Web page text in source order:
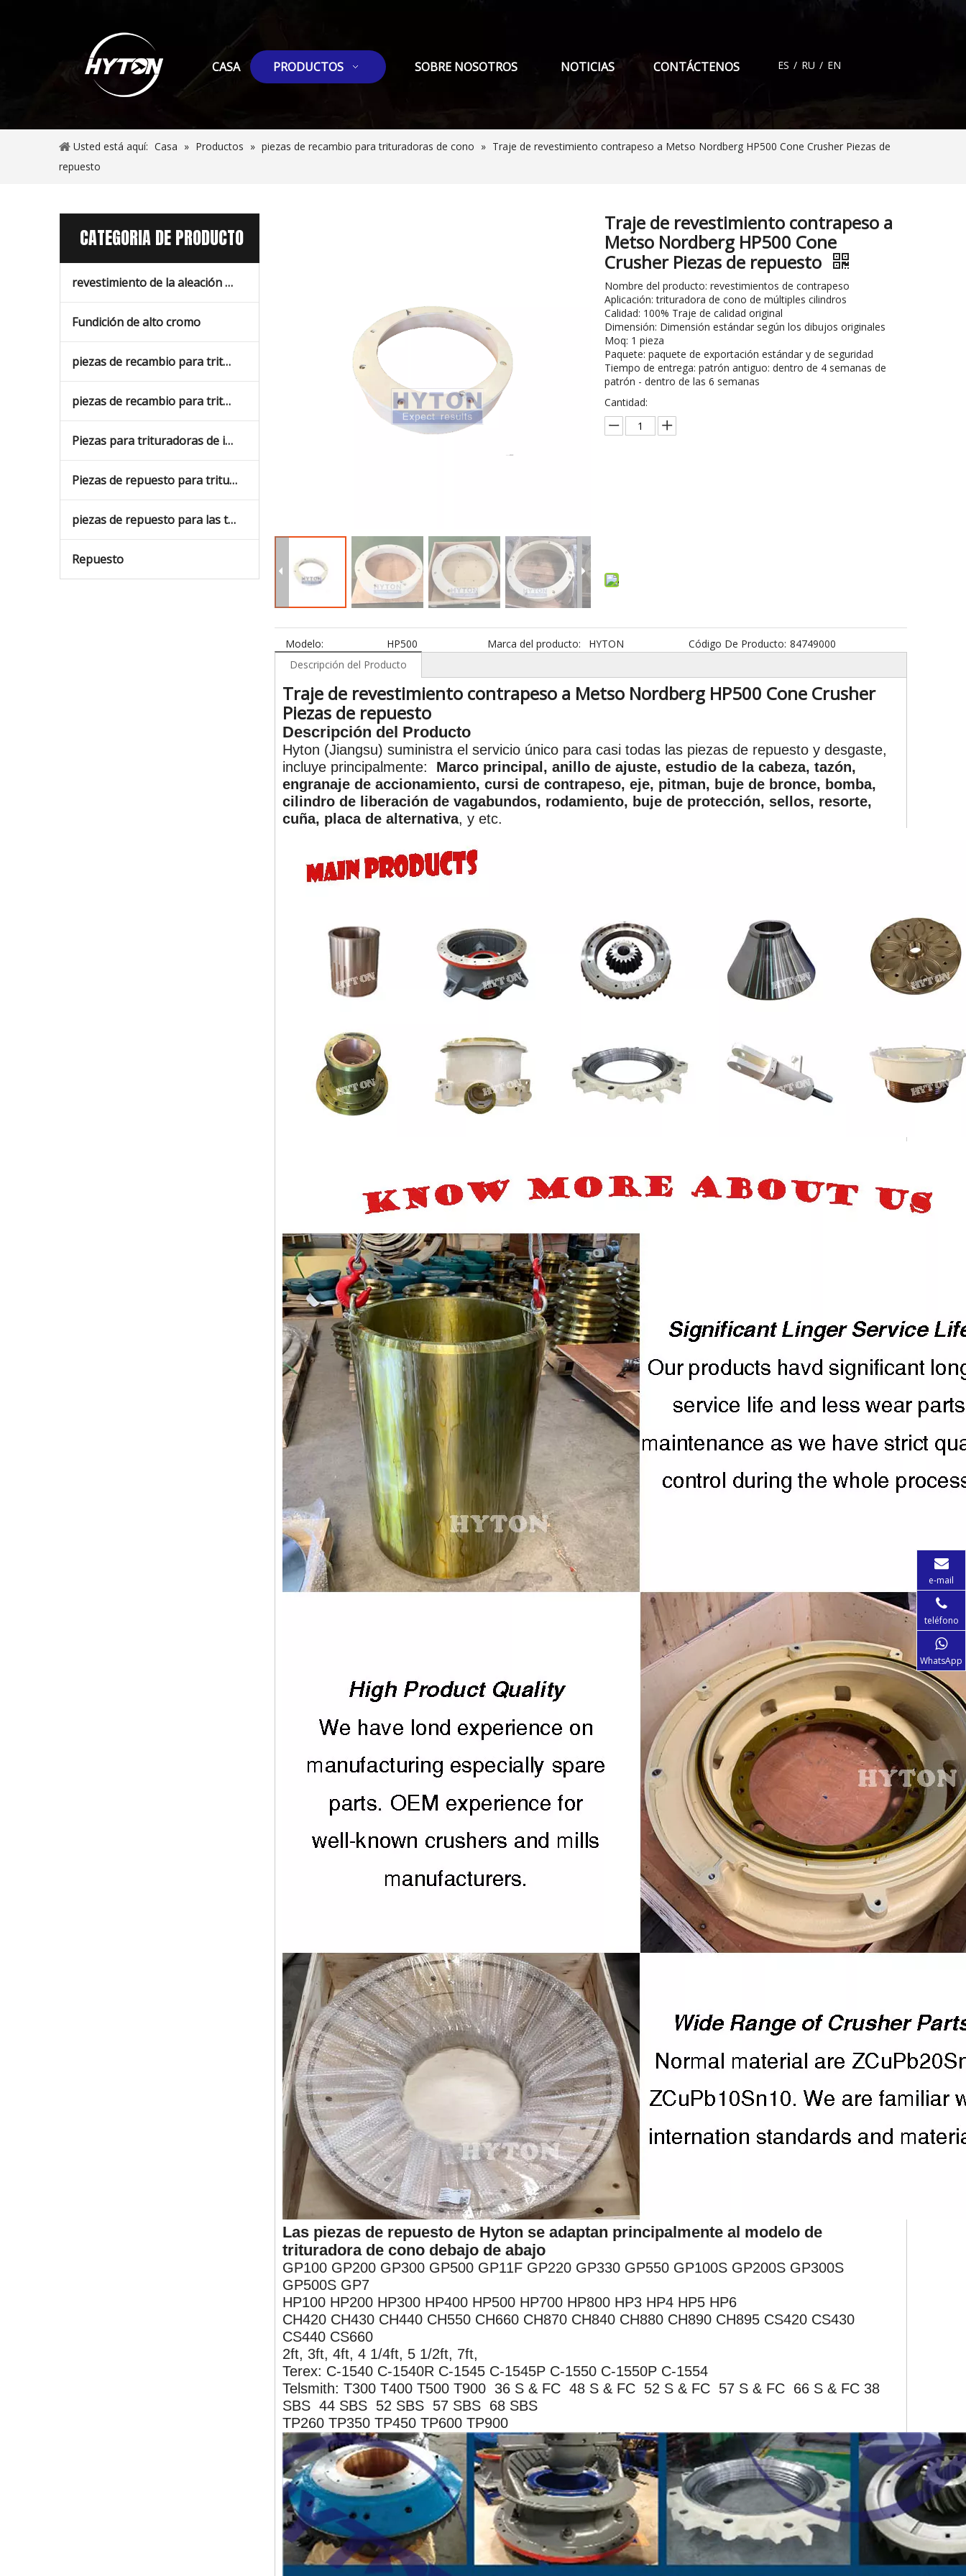
CASA PRODUCTOS SOBRE NOSOTROS NOTICIAS CONTÁCTENOS ES / RU / EN
Usted está aquí: Casa » Productos » piezas de recambio para trituradoras de cono » Traje de revestimiento contrapeso a Metso Nordberg HP500 Cone Crusher Piezas de
repuesto
CATEGORIA DE PRODUCTO
revestimiento de la aleación con alto contenido de manganeso
Fundición de alto cromo
piezas de recambio para trituradoras de cono
piezas de recambio para trituradoras de mandíbulas
Piezas para trituradoras de impacto
Piezas de repuesto para trituradoras de impacto con un árbol vertical
piezas de repuesto para las trituradoras giratorias
Repuesto
Traje de revestimiento contrapeso a
Metso Nordberg HP500 Cone
Crusher Piezas de repuesto
Nombre del producto: revestimientos de contrapeso
Aplicación: trituradora de cono de múltiples cilindros
Calidad: 100% Traje de calidad original
Dimensión: Dimensión estándar según los dibujos originales
Moq: 1 pieza
Paquete: paquete de exportación estándar y de seguridad
Tiempo de entrega: patrón antiguo: dentro de 4 semanas de
patrón - dentro de las 6 semanas
Cantidad:
Modelo: HP500 Marca del producto: HYTON Código De Producto: 84749000
Descripción del Producto
Traje de revestimiento contrapeso a Metso Nordberg HP500 Cone Crusher
Piezas de repuesto
Descripción del Producto
Hyton (Jiangsu) suministra el servicio único para casi todas las piezas de repuesto y desgaste,
incluye principalmente: Marco principal, anillo de ajuste, estudio de la cabeza, tazón,
engranaje de accionamiento, cursi de contrapeso, eje, pitman, buje de bronce, bomba,
cilindro de liberación de vagabundos, rodamiento, buje de protección, sellos, resorte,
cuña, placa de alternativa, y etc.
Las piezas de repuesto de Hyton se adaptan principalmente al modelo de
trituradora de cono debajo de abajo
GP100 GP200 GP300 GP500 GP11F GP220 GP330 GP550 GP100S GP200S GP300S
GP500S GP7
HP100 HP200 HP300 HP400 HP500 HP700 HP800 HP3 HP4 HP5 HP6
CH420 CH430 CH440 CH550 CH660 CH870 CH840 CH880 CH890 CH895 CS420 CS430
CS440 CS660
2ft, 3ft, 4ft, 4 1/4ft, 5 1/2ft, 7ft,
Terex: C-1540 C-1540R C-1545 C-1545P C-1550 C-1550P C-1554
Telsmith: T300 T400 T500 T900 36 S & FC 48 S & FC 52 S & FC 57 S & FC 66 S & FC 38
SBS 44 SBS 52 SBS 57 SBS 68 SBS
TP260 TP350 TP450 TP600 TP900
e-mail
teléfono
WhatsApp